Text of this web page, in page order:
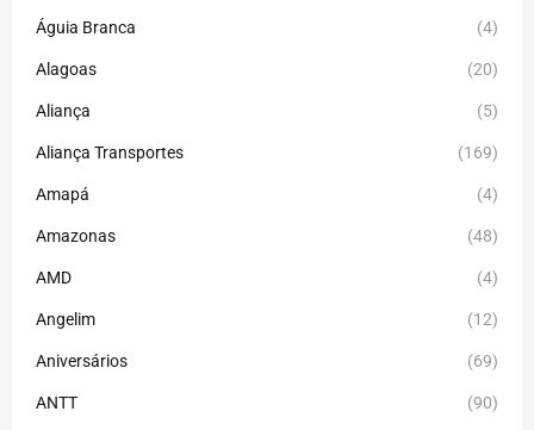
Águia Branca (4)
Alagoas (20)
Aliança (5)
Aliança Transportes (169)
Amapá (4)
Amazonas (48)
AMD (4)
Angelim (12)
Aniversários (69)
ANTT (90)